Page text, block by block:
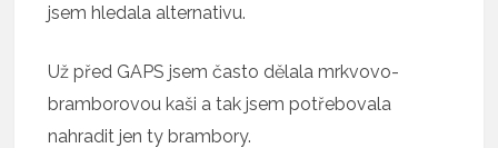
jsem hledala alternativu.
Už před GAPS jsem často dělala mrkvovo-
bramborovou kaši a tak jsem potřebovala
nahradit jen ty brambory.